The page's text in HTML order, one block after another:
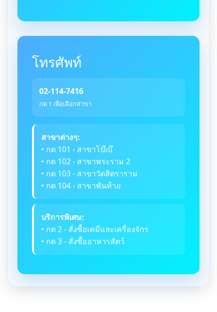
โทรศัพท์
02-114-7416
กด 1 เพื่อเลือกสาขา
สาขาต่างๆ:
• กด 101 - สาขาโบ๊เบ๊
• กด 102 - สาขาพระราม 2
• กด 103 - สาขาวัดสิตราราม
• กด 104 - สาขาพันท้าย
บริการพิเศษ:
• กด 2 - สั่งซื้อเคมีและเครื่องจักร
• กด 3 - สั่งซื้ออาหารสัตว์